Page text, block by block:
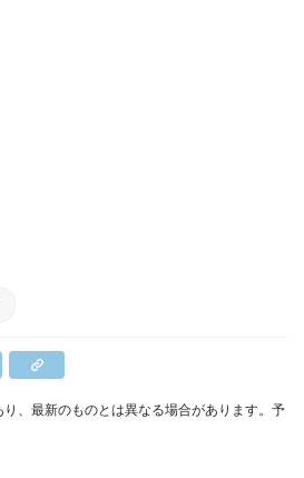
、最新のものとは異なる場合があります。予